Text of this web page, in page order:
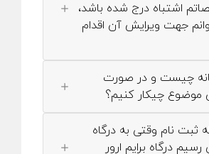
اشتباه درج شده باشد،
جهت ویرایش آن اقدام
چیست و در صورت
موضوع چیکار کنیم؟
ثبت نام وقتی به درگاه
درگاه برایم ارور